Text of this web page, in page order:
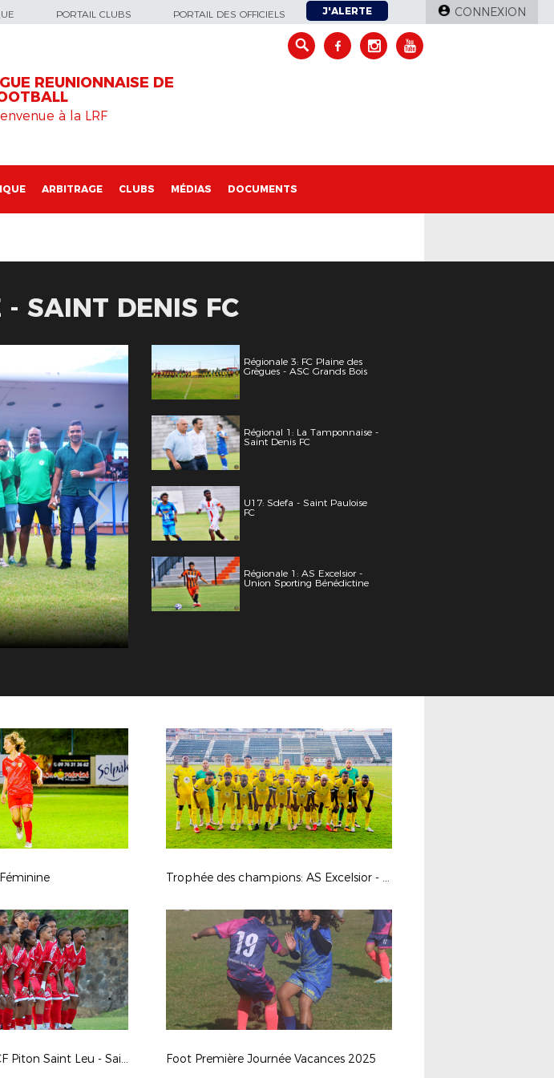
PORTAIL CLUBS PORTAIL DES OFFICIELS J'ALERTE CONNEXION
REUNIONNAISE DE
à la LRF
ARBITRAGE CLUBS MÉDIAS DOCUMENTS
SAINT DENIS FC
Régionale 3: FC Plaine des
Grègues - ASC Grands Bois
Régional 1: La Tamponnaise -
Saint Denis FC
U17: Sdefa - Saint Pauloise
FC
Régionale 1: AS Excelsior -
Union Sporting Bénédictine
Trophée des champions: AS Excelsior - Saint Denis FC
CDF Féminine: ACF Piton Saint Leu - Saint Pauloise FC Foot Première Journée Vacances 2025